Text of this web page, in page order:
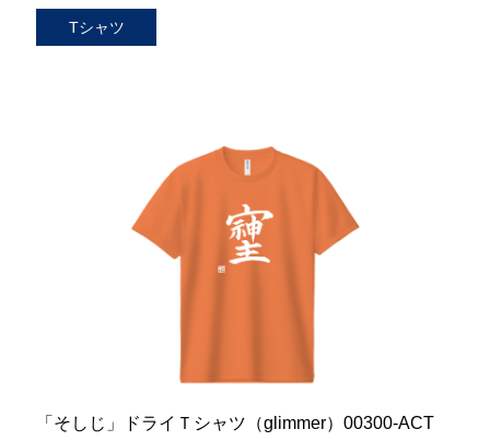
Tシャツ
「そしじ」ドライＴシャツ（glimmer）00300-ACT